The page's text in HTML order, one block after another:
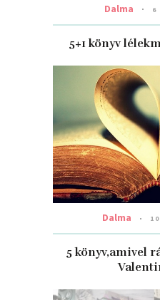
Dalma 6
5+1 könyv
Dalma
5 könyv,amivel